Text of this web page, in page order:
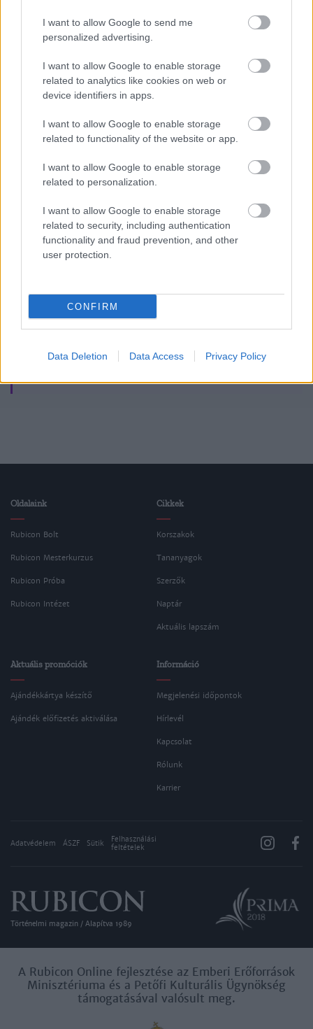
I want to allow Google to send me
personalized advertising.
I want to allow Google to enable storage
related to analytics like cookies on web or
device identifiers in apps.
I want to allow Google to enable storage
related to functionality of the website or app.
I want to allow Google to enable storage
related to personalization.
I want to allow Google to enable storage
related to security, including authentication
functionality and fraud prevention, and other
user protection.
CONFIRM
Data Deletion Data Access Privacy Policy
Lapszám
1990/2.
Magyar történelem
Az 1848-49-es szabadságharc (1848-1849-
Oldalaink
Rubicon Bolt
Rubicon Mesterkurzus
Rubicon Próba
Rubicon Intézet
Cikkek
Korszakok
Tananyagok
Szerzők
Naptár
Aktuális lapszám
Aktuális promóciók
Ajándékkártya készítő
Ajándék előfizetés aktiválása
Információ
Megjelenési időpontok
Hírlevél
Kapcsolat
Rólunk
Karrier
Adatvédelem ÁSZF Sütik
Felhasználási
feltételek
Történelmi magazin / Alapítva 1989
A Rubicon Online fejlesztése az Emberi Erőforrások
Minisztériuma és a Petőfi Kulturális Ügynökség
támogatásával valósult meg.